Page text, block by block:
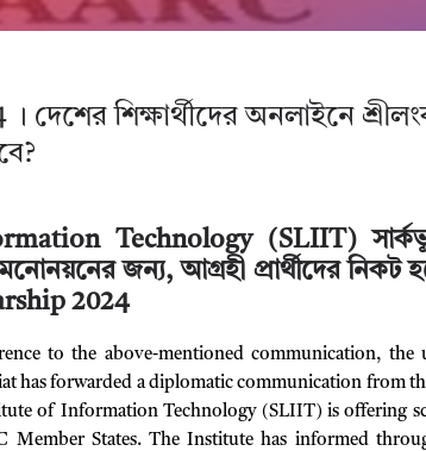
শিক্ষার্থীদের অনলাইনে
Technology (SLIIT)
মনোনয়নের জন্য, আগ্রহী প্রার্থীদের
2024
to the above-mentioned communication, the
has forwarded a diplomatic communication from
of Information Technology (SLIIT) is offering
Member States. The Institute has informed